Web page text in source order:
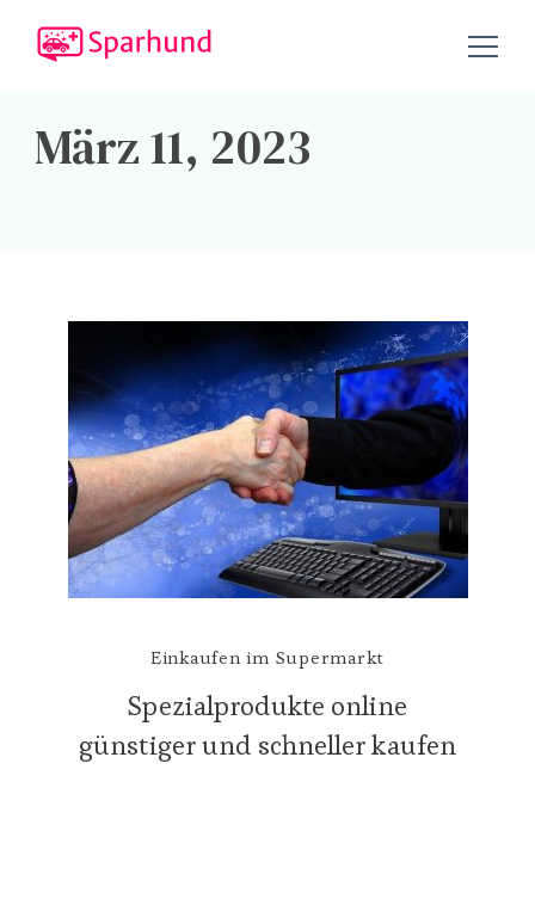
März 11, 2023
Einkaufen im Supermarkt
Spezialprodukte online
günstiger und schneller kaufen